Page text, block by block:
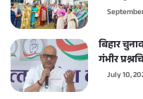
बिहार
गंभीर
July 10,